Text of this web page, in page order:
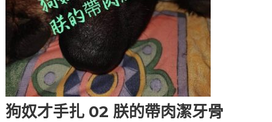
狗奴才手扎 02 朕的帶肉潔牙骨